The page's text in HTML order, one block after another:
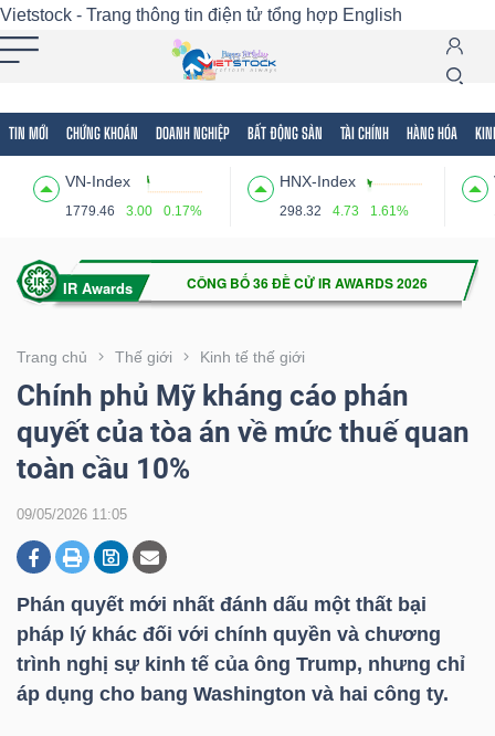
Vietstock - Trang thông tin điện tử tổng hợp English
TIN MỚI CHỨNG KHOÁN DOANH NGHIỆP BẤT ĐỘNG SẢN TÀI CHÍNH HÀNG HÓA
VN-Index
1779.46 3.00 0.17%
HNX-Index
298.32 4.73 1.61%
Trang chủ Thế giới Kinh tế thế giới
Chính phủ Mỹ kháng cáo phán
quyết của tòa án về mức thuế quan
toàn cầu 10%
09/05/2026 11:05
Phán quyết mới nhất đánh dấu một thất bại
pháp lý khác đối với chính quyền và chương
trình nghị sự kinh tế của ông Trump, nhưng chỉ
áp dụng cho bang Washington và hai công ty.
Tất cả Tính năng Ngành Mã chứng khoán
Tính
(-)
VIETSTOCK
CHỨNG
KHOÁN
DOANH
NGHIỆP
BẤT